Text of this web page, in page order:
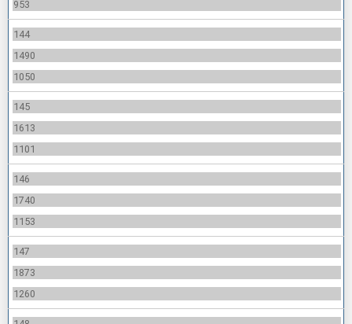
953
144
1490
1050
145
1613
1101
146
1740
1153
147
1873
1260